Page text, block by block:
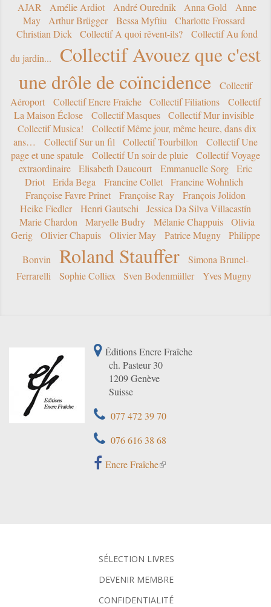
AJAR Amélie Ardiot André Ourednik Anna Gold
Anne
May
Arthur Brügger Bessa Myftiu
Charlotte Frossard
Christian Dick
Collectif A quoi rêvent-ils?
Collectif Au fond
du jardin...
Collectif Avouez que c'est
une drôle de coïncidence
Collectif
Aéroport
Collectif Encre Fraîche Collectif Filiations
Collectif
La Maison Éclose
Collectif Masques
Collectif Mur invisible
Collectif Musica!
Collectif Même jour, même heure, dans dix
ans…
Collectif Sur un fil Collectif Tourbillon
Collectif Une
page et une spatule
Collectif Un soir de pluie
Collectif Voyage
extraordinaire
Elisabeth Daucourt Emmanuelle Sorg
Eric
Driot
Erida Bega Francine Collet
Francine Wohnlich
Françoise Favre Prinet
Françoise Ray
François Jolidon
Heike Fiedler
Henri Gautschi
Jessica Da Silva Villacastín
Marie Chardon
Maryelle Budry Mélanie Chappuis
Olivia
Gerig
Olivier Chapuis Olivier May Patrice Mugny
Philippe
Bonvin
Roland Stauffer
Simona Brunel-
Ferrarelli
Sophie Colliex Sven Bodenmüller Yves Mugny
Éditions Encre Fraîche
ch. Pasteur 30
1209 Genève
Suisse
077 472 39 70
076 616 38 68
Encre Fraîche
SÉLECTION LIVRES
DEVENIR MEMBRE
CONFIDENTIALITÉ